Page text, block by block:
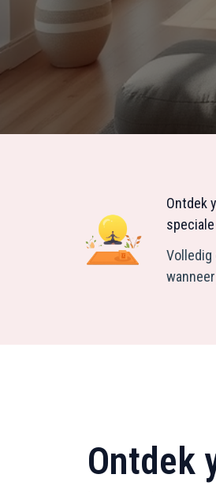
Ontdek
speciale
Volledig
Ontdek